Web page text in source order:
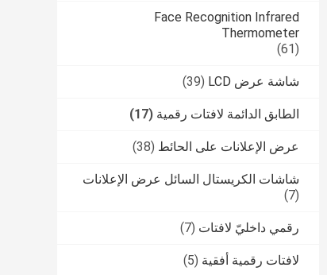
Face Recognition Infrared
Thermometer
(61)
شاشة عرض LCD (39)
الطابق الدائمة لافتات رقمية (17)
عرض الإعلانات على الحائط (38)
شاشات الكريستال السائل عرض الإعلانات
(7)
رقمي داخليّ لافتات (7)
لافتات رقمية أفقية (5)